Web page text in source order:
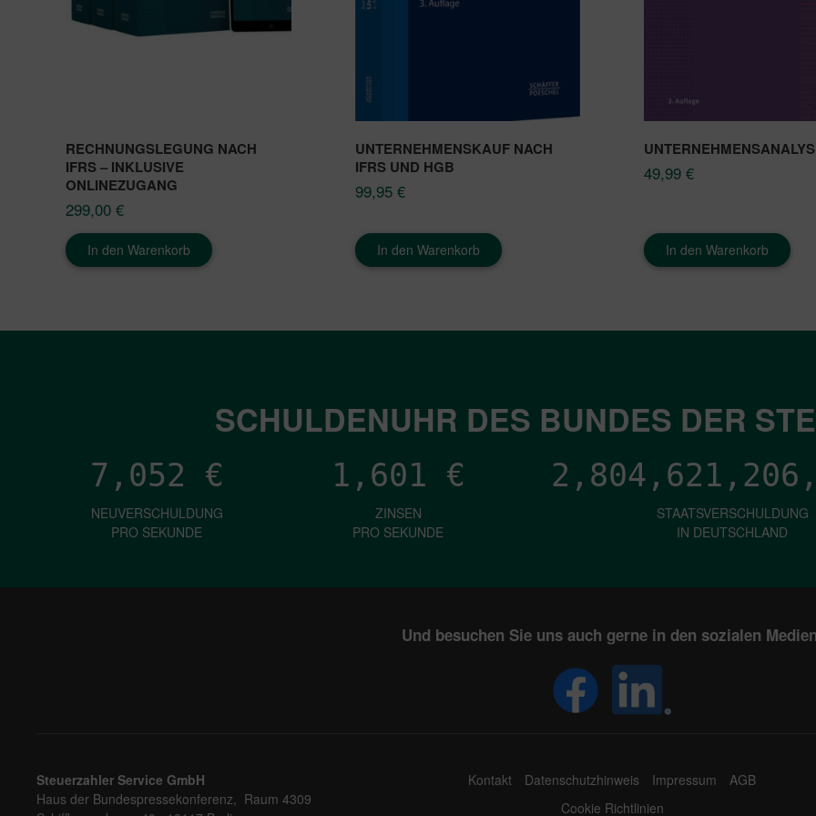
RECHNUNGSLEGUNG NACH
IFRS – INKLUSIVE
ONLINEZUGANG
299,00 €
In den Warenkorb
UNTERNEHMENSKAUF NACH
IFRS UND HGB
99,95 €
In den Warenkorb
49,99 €
In den Warenkorb
SCHULDENUHR DES BUNDES DER
7,052 €
NEUVERSCHULDUNG
PRO SEKUNDE
1,601 €
ZINSEN
PRO SEKUNDE
STAATSVERSCHULDUNG
IN DEUTSCHLAND
Und besuchen Sie uns auch gerne in den sozialen
Steuerzahler Service GmbH
Haus der Bundespressekonferenz, Raum 4309
Kontakt Datenschutzhinweis Impressum
AGB
Cookie Richtlinien